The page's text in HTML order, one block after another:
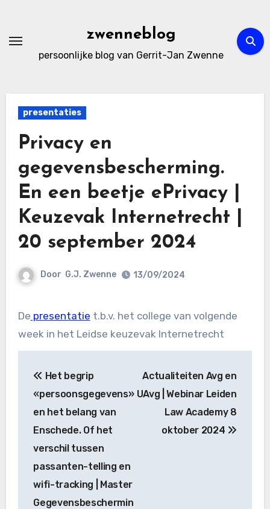
de
zwenneblog
persoonlijke blog van Gerrit-Jan Zwenne
presentaties
Privacy en
gegevensbescherming.
En een beetje ePrivacy |
Keuzevak Internetrecht |
20 september 2024
Door G.J. Zwenne 13/09/2024
De presentatie t.b.v. het college van volgende
week in het Leidse keuzevak Internetrecht
navigatie
Het begrip
«persoonsgegevens»
en het belang van
Enschede. Of het
verschil tussen
passanten-telling en
wifi-tracking | Master
Gegevensbeschermin
Actualiteiten Avg en
UAvg | Webinar Leiden
Law Academy 8
oktober 2024